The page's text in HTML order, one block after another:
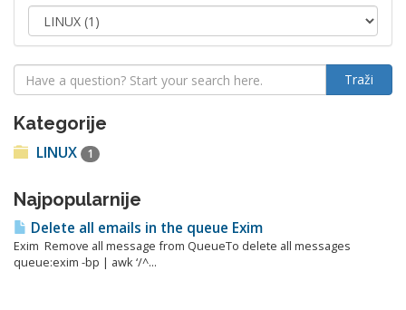
Kategorije
LINUX 1
Najpopularnije
Delete all emails in the queue Exim
Exim Remove all message from QueueTo delete all messages
queue:exim -bp | awk ‘/^...